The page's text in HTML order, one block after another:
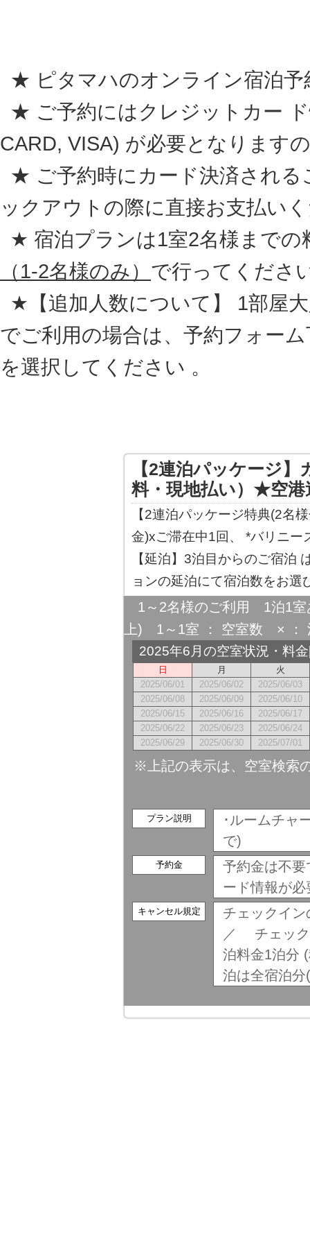
★ ピタマハのオンライン宿泊
★ ご予約にはクレジットカー
CARD, VISA) が必要となります
★ ご予約時にカード決済され
ックアウトの際に直接お支払い
★ 宿泊プランは1室2名様までの
（1-2名様のみ） で行ってくださ
★【追加人数について】 1部屋
でご利用の場合は、予約フォー
を選択してください 。
【2連泊パッケージ
料・現地払い）★空
【2連泊パッケージ特典(2名
金)xご滞在中1回、 *バリニ
【延泊】3泊目からのご宿泊
ョンの延泊にて宿泊数をお選
1～2名様のご利用 1泊1
上) 1～1室 ： 空室数 × ：
2025年6月の空室状況・料
日 月
火
2025/06/01
2025/06/02
2025/06/03
2025/06/08
2025/06/09
2025/06/10
2025/06/15
2025/06/16
2025/06/17
2025/06/22
2025/06/23
2025/06/24
2025/06/29
2025/06/30 2025/07/01
※上記の表示は、空室検索
プラン説明
･ルームチャ
で)
予約金
予約金は不
ード情報が
キャンセル規定
チェックイ
／ チェック
泊料金1泊分
泊は全宿泊